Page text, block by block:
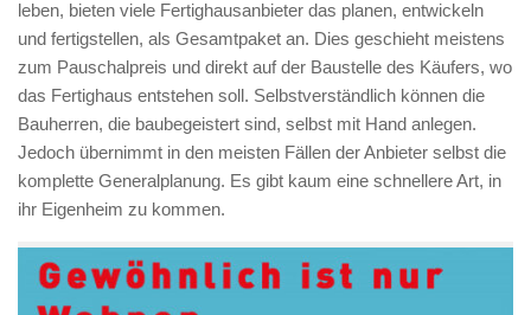
leben, bieten viele Fertighausanbieter das planen, entwickeln
und fertigstellen, als Gesamtpaket an. Dies geschieht meistens
zum Pauschalpreis und direkt auf der Baustelle des Käufers, wo
das Fertighaus entstehen soll. Selbstverständlich können die
Bauherren, die baubegeistert sind, selbst mit Hand anlegen.
Jedoch übernimmt in den meisten Fällen der Anbieter selbst die
komplette Generalplanung. Es gibt kaum eine schnellere Art, in
ihr Eigenheim zu kommen.